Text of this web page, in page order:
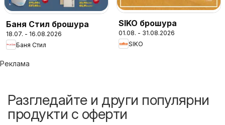
Баня Стил брошура
18.07. - 16.08.2026
Баня Стил
SIKO брошура
01.08. - 31.08.2026
SIKO
Реклама
Разгледайте и други популярни
продукти с оферти